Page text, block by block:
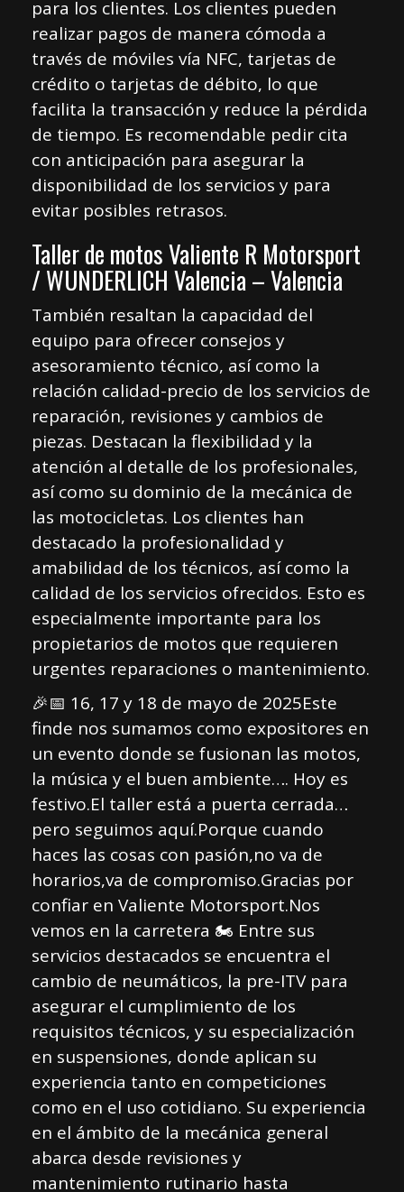
para los clientes. Los clientes pueden
realizar pagos de manera cómoda a
través de móviles vía NFC, tarjetas de
crédito o tarjetas de débito, lo que
facilita la transacción y reduce la pérdida
de tiempo. Es recomendable pedir cita
con anticipación para asegurar la
disponibilidad de los servicios y para
evitar posibles retrasos.
Taller de motos Valiente R Motorsport
/ WUNDERLICH Valencia – Valencia
También resaltan la capacidad del
equipo para ofrecer consejos y
asesoramiento técnico, así como la
relación calidad-precio de los servicios de
reparación, revisiones y cambios de
piezas. Destacan la flexibilidad y la
atención al detalle de los profesionales,
así como su dominio de la mecánica de
las motocicletas. Los clientes han
destacado la profesionalidad y
amabilidad de los técnicos, así como la
calidad de los servicios ofrecidos. Esto es
especialmente importante para los
propietarios de motos que requieren
urgentes reparaciones o mantenimiento.
🎉📅 16, 17 y 18 de mayo de 2025Este
finde nos sumamos como expositores en
un evento donde se fusionan las motos,
la música y el buen ambiente…. Hoy es
festivo.El taller está a puerta cerrada…
pero seguimos aquí.Porque cuando
haces las cosas con pasión,no va de
horarios,va de compromiso.Gracias por
confiar en Valiente Motorsport.Nos
vemos en la carretera 🏍️ Entre sus
servicios destacados se encuentra el
cambio de neumáticos, la pre-ITV para
asegurar el cumplimiento de los
requisitos técnicos, y su especialización
en suspensiones, donde aplican su
experiencia tanto en competiciones
como en el uso cotidiano. Su experiencia
en el ámbito de la mecánica general
abarca desde revisiones y
mantenimiento rutinario hasta